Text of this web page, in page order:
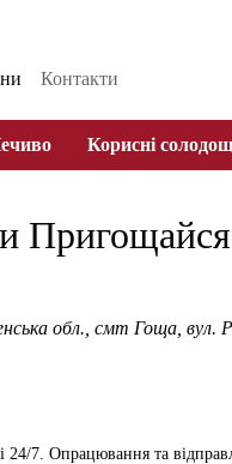
Контакти
Корисні
Пригощайся
обл., смт Гоща, вул.
24/7. Опрацювання та